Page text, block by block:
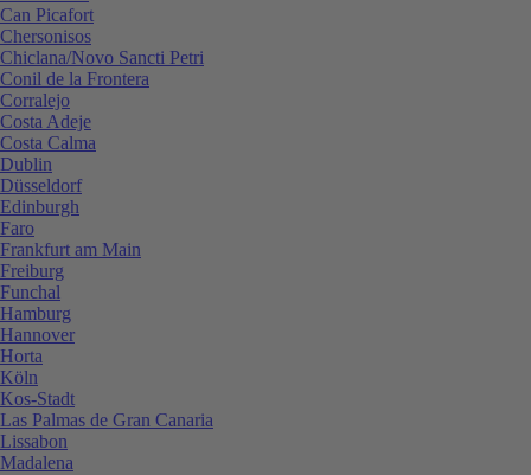
Can Picafort
Chersonisos
Chiclana/Novo Sancti Petri
Conil de la Frontera
Corralejo
Costa Adeje
Costa Calma
Dublin
Düsseldorf
Edinburgh
Faro
Frankfurt am Main
Freiburg
Funchal
Hamburg
Hannover
Horta
Köln
Kos-Stadt
Las Palmas de Gran Canaria
Lissabon
Madalena